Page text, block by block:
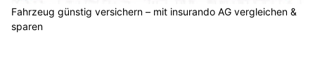
Fahrzeug günstig versichern – mit insurando AG vergleichen &
sparen